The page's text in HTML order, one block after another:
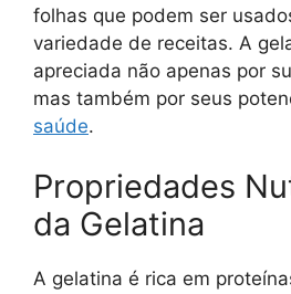
folhas que podem ser
variedade de receitas. A
apreciada não apenas por
mas também por seus
saúde.
Propriedades
da Gelatina
A gelatina é rica em